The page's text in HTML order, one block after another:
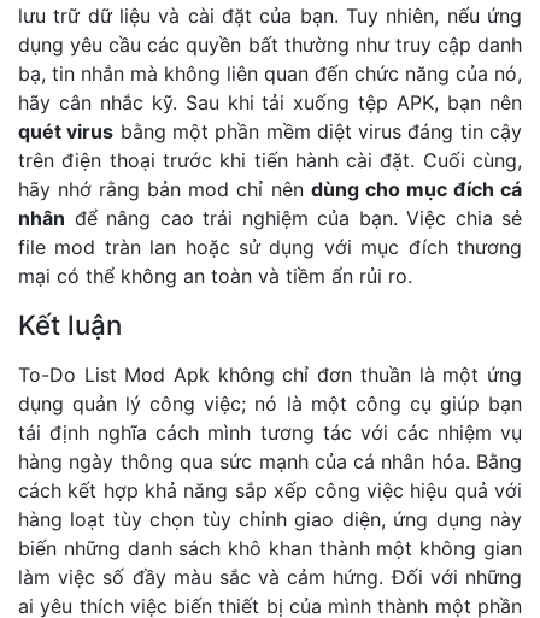
lưu trữ dữ liệu và cài đặt của bạn. Tuy nhiên, nếu ứng
dụng yêu cầu các quyền bất thường như truy cập danh
bạ, tin nhắn mà không liên quan đến chức năng của nó,
hãy cân nhắc kỹ. Sau khi tải xuống tệp APK, bạn nên
quét virus bằng một phần mềm diệt virus đáng tin cậy
trên điện thoại trước khi tiến hành cài đặt. Cuối cùng,
hãy nhớ rằng bản mod chỉ nên dùng cho mục đích cá
nhân để nâng cao trải nghiệm của bạn. Việc chia sẻ
file mod tràn lan hoặc sử dụng với mục đích thương
mại có thể không an toàn và tiềm ẩn rủi ro.
Kết luận
To-Do List Mod Apk không chỉ đơn thuần là một ứng
dụng quản lý công việc; nó là một công cụ giúp bạn
tái định nghĩa cách mình tương tác với các nhiệm vụ
hàng ngày thông qua sức mạnh của cá nhân hóa. Bằng
cách kết hợp khả năng sắp xếp công việc hiệu quả với
hàng loạt tùy chọn tùy chỉnh giao diện, ứng dụng này
biến những danh sách khô khan thành một không gian
làm việc số đầy màu sắc và cảm hứng. Đối với những
ai yêu thích việc biến thiết bị của mình thành một phần